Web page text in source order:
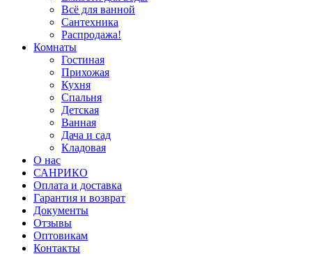
Всё для ванной
Сантехника
Распродажа!
Комнаты
Гостиная
Прихожая
Кухня
Спальня
Детская
Ванная
Дача и сад
Кладовая
О нас
САНРИКО
Оплата и доставка
Гарантия и возврат
Документы
Отзывы
Оптовикам
Контакты